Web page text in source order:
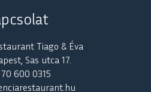
Tiago & Éva
Sas utca 17.
600 0315